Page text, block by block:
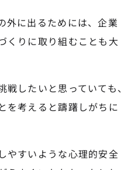
外に出るためには、企業
くりに取り組むことも大
したいと思っていても、
を考えると躊躇しがちに
やすいような心理的安全